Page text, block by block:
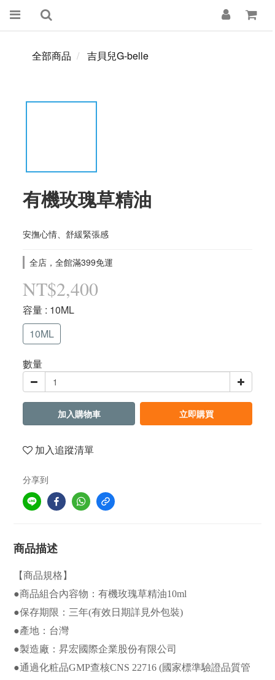
全部商品 吉貝兒G-belle
有機玫瑰草精油
安撫心情、舒緩緊張感
全店，全館滿399免運
NT$2,400
容量 : 10ML
10ML
數量
加入購物車 立即購買
加入追蹤清單
分享到
商品描述
【商品規格】
●商品組合內容物：有機玫瑰草精油10ml
●保存期限：三年(有效日期詳見外包裝)
●產地：台灣
●製造廠：昇宏國際企業股份有限公司
●通過化粧品GMP查核CNS 22716 (國家標準驗證品質管